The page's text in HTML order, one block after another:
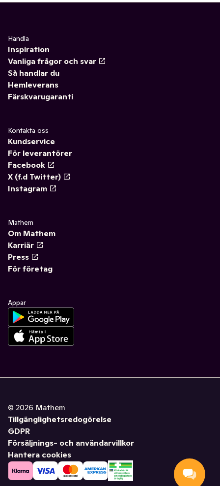
Handla
Inspiration
Vanliga frågor och svar
Så handlar du
Hemleverans
Färskvarugaranti
Kontakta oss
Kundservice
För leverantörer
Facebook
X (f.d Twitter)
Instagram
Mathem
Om Mathem
Karriär
Press
För företag
Appar
© 2026 Mathem
Tillgänglighetsredogörelse
GDPR
Försäljnings- och användarvillkor
Hantera cookies